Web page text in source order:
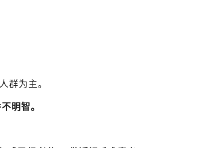
群为主。
明智。